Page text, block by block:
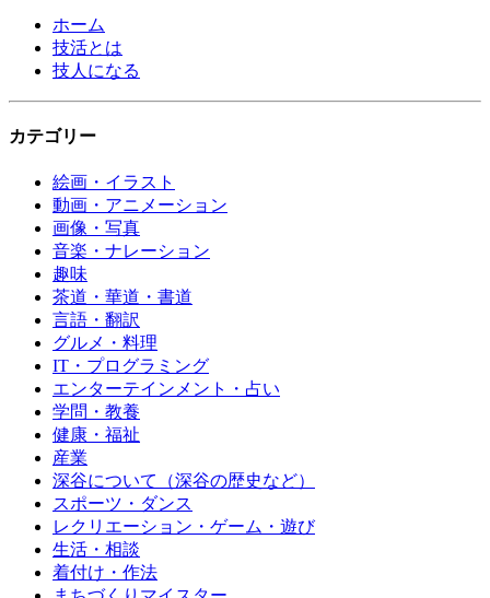
ホーム
技活とは
技人になる
カテゴリー
絵画・イラスト
動画・アニメーション
画像・写真
音楽・ナレーション
趣味
茶道・華道・書道
言語・翻訳
グルメ・料理
IT・プログラミング
エンターテインメント・占い
学問・教養
健康・福祉
産業
深谷について（深谷の歴史など）
スポーツ・ダンス
レクリエーション・ゲーム・遊び
生活・相談
着付け・作法